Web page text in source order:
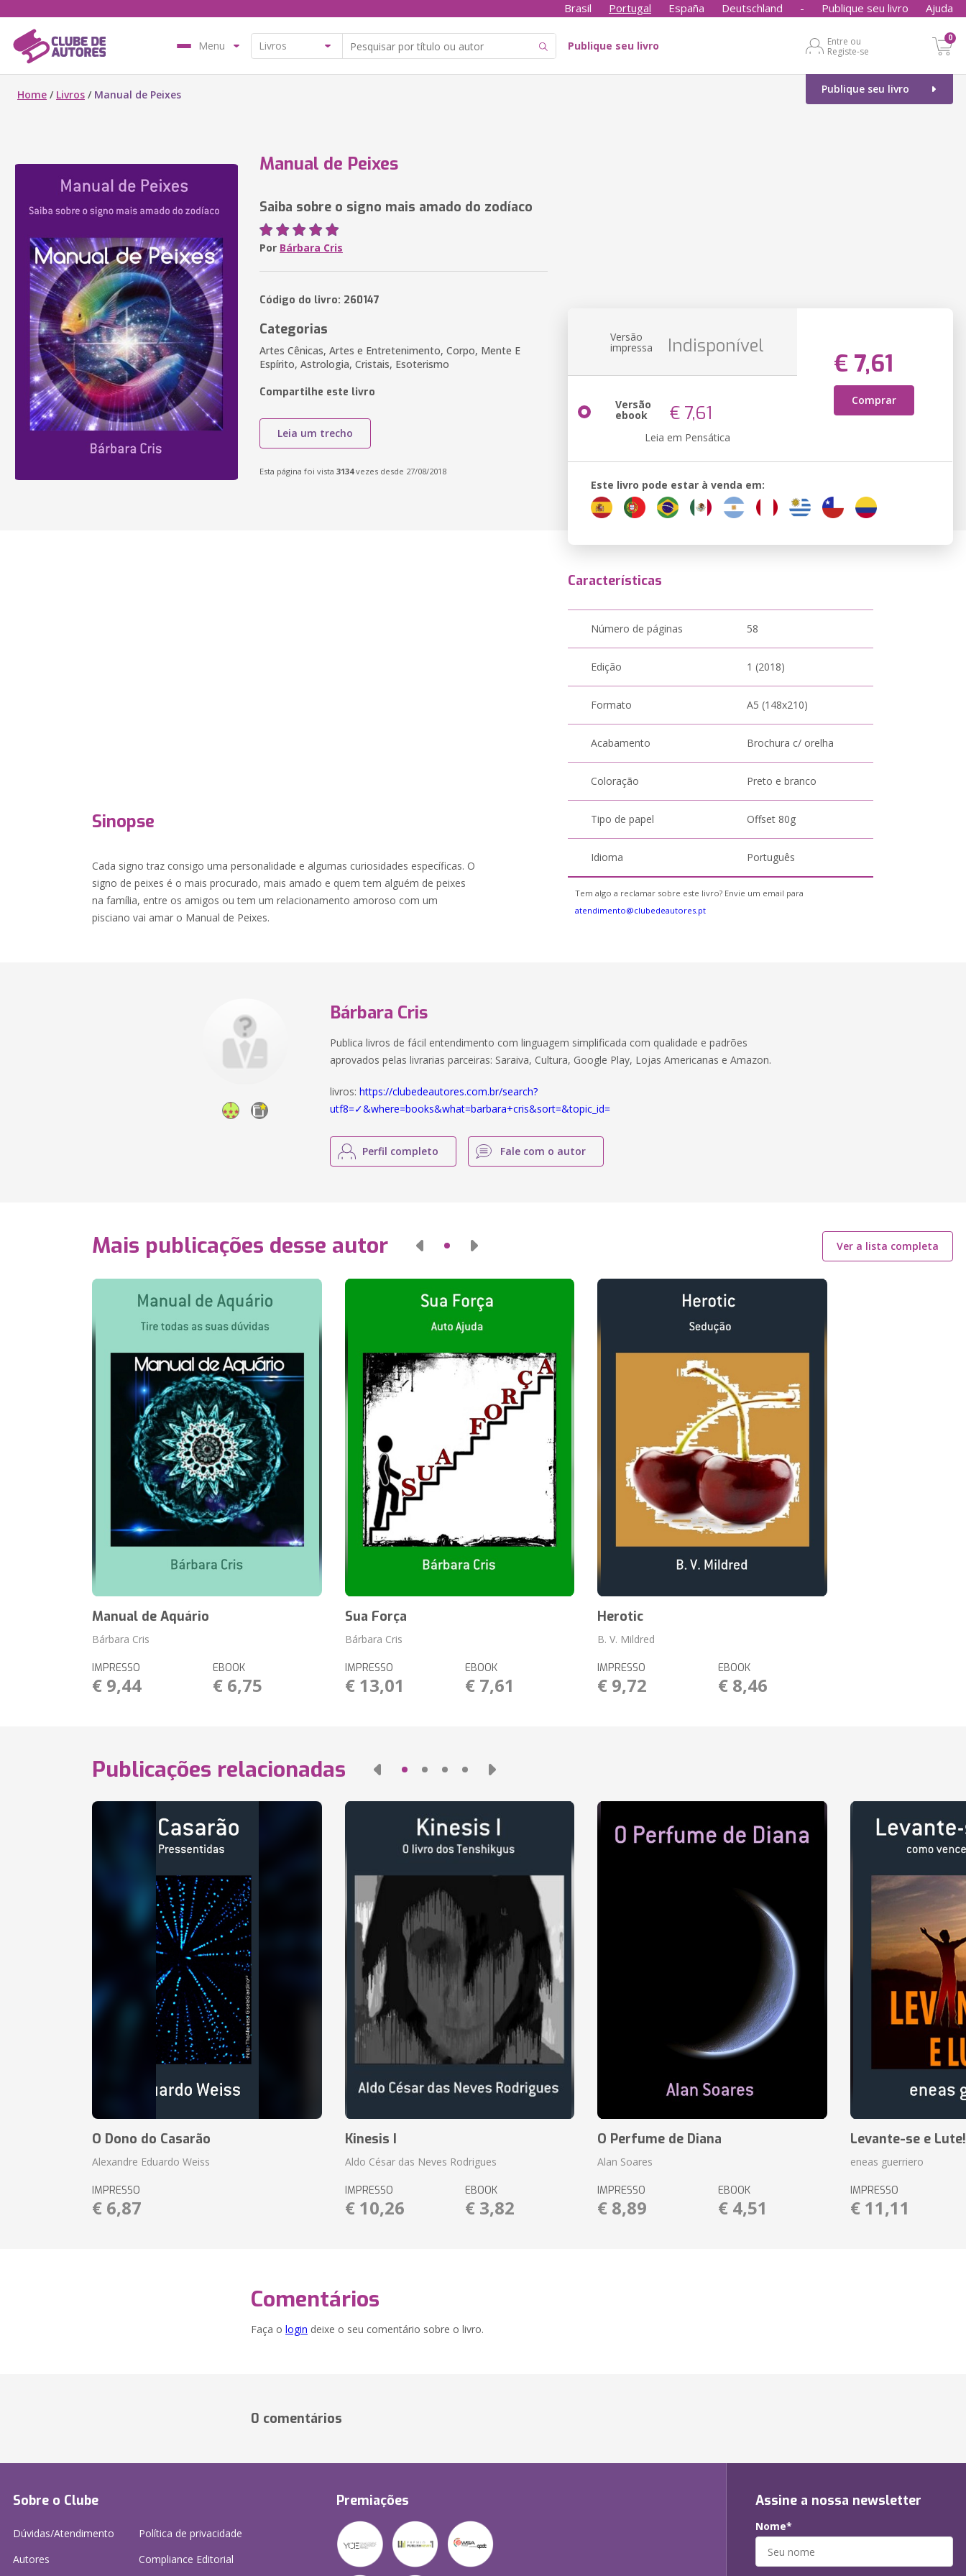
Brasil Portugal España Deutschland - Publique seu livro Ajuda
Menu Publique seu livro
Entre ou
Registe-se
0
Publique seu livro
Home / Livros / Manual de Peixes
Manual de Peixes
Saiba sobre o signo mais amado do zodíaco
Por Bárbara Cris
Código do livro: 260147
Categorias
Artes Cênicas, Artes e Entretenimento, Corpo, Mente E
Espírito, Astrologia, Cristais, Esoterismo
Compartilhe este livro
Leia um trecho
Esta página foi vista 3134vezes desde 27/08/2018
Versão
impressa Indisponível
€ 7,61
Comprar
Versão
ebook € 7,61
Leia em Pensática
Este livro pode estar à venda em:
Sinopse
Cada signo traz consigo uma personalidade e algumas curiosidades específicas. O
signo de peixes é o mais procurado, mais amado e quem tem alguém de peixes
na família, entre os amigos ou tem um relacionamento amoroso com um
pisciano vai amar o Manual de Peixes.
Características
Número de páginas 58
Edição 1 (2018)
Formato A5 (148x210)
Acabamento Brochura c/ orelha
Coloração Preto e branco
Tipo de papel Offset 80g
Idioma Português
Tem algo a reclamar sobre este livro? Envie um email para
atendimento@clubedeautores.pt
Bárbara Cris
Publica livros de fácil entendimento com linguagem simplificada com qualidade e padrões
aprovados pelas livrarias parceiras: Saraiva, Cultura, Google Play, Lojas Americanas e Amazon.
livros:https://clubedeautores.com.br/search?
utf8=✓&where=books&what=barbara+cris&sort=&topic_id=
Perfil completo Fale com o autor
Mais publicações desse autor Ver a lista completa
Manual de Aquário
Bárbara Cris
IMPRESSO
€ 9,44
EBOOK
€ 6,75
Sua Força
Bárbara Cris
IMPRESSO
€ 13,01
EBOOK
€ 7,61
Herotic
B. V. Mildred
IMPRESSO
€ 9,72
EBOOK
€ 8,46
Publicações relacionadas
O Dono do Casarão
Alexandre Eduardo Weiss
IMPRESSO
€ 6,87
Kinesis I
Aldo César das Neves Rodrigues
IMPRESSO
€ 10,26
EBOOK
€ 3,82
O Perfume de Diana
Alan Soares
IMPRESSO
€ 8,89
EBOOK
€ 4,51
Levante-se e Lute!
eneas guerriero
IMPRESSO
€ 11,11
Comentários
Faça o login deixe o seu comentário sobre o livro.
0 comentários
Sobre o Clube
Dúvidas/Atendimento
Autores
Política de privacidade
Compliance Editorial
Premiações Assine a nossa newsletter
Nome*